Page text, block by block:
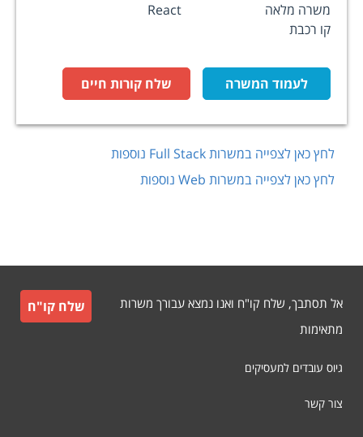
משרה מלאה
קו רכבת
React
לעמוד המשרה שלח קורות חיים
לחץ כאן לצפייה במשרותFull Stack נוספות
לחץ כאן לצפייה במשרות Web נוספות
אל תסתבך, שלח קו"ח ואנו נמצא עבורך משרות
מתאימות
שלח קו"ח
גיוס עובדים למעסיקים
צור קשר